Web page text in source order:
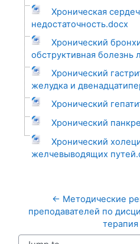
Хроническая
недостаточность.docx
Хронический
обструктивная болезнь
Хронический
желудка и
Хронический
Хронический
Хронический
желчевыводящих
← Методические
преподавателей по